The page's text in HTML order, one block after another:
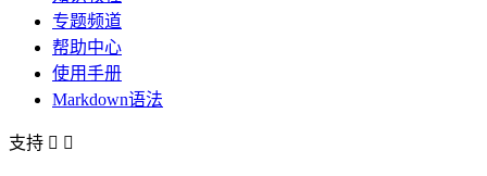
专题频道
帮助中心
使用手册
Markdown语法
支持  